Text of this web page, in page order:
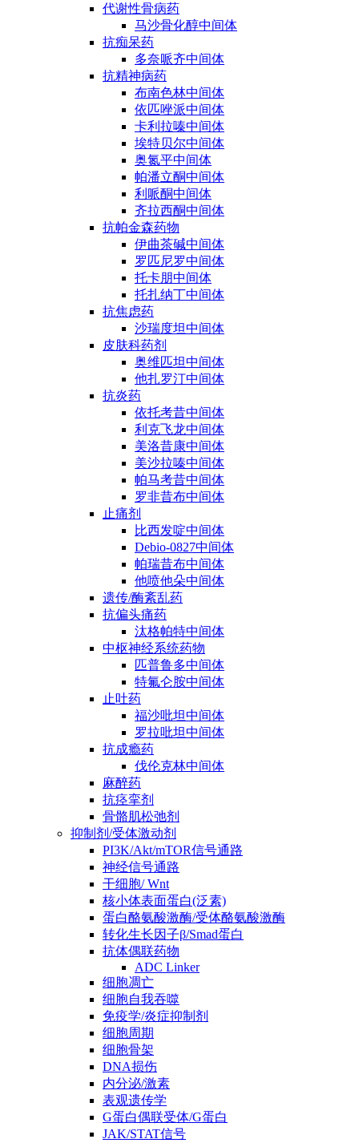
代谢性骨病药
马沙骨化醇中间体
抗痴呆药
多奈哌齐中间体
抗精神病药
布南色林中间体
依匹唑派中间体
卡利拉嗪中间体
埃特贝尔中间体
奥氮平中间体
帕潘立酮中间体
利哌酮中间体
齐拉西酮中间体
抗帕金森药物
伊曲茶碱中间体
罗匹尼罗中间体
托卡朋中间体
托扎纳丁中间体
抗焦虑药
沙瑞度坦中间体
皮肤科药剂
奥维匹坦中间体
他扎罗汀中间体
抗炎药
依托考昔中间体
利克飞龙中间体
美洛昔康中间体
美沙拉嗪中间体
帕马考昔中间体
罗非昔布中间体
止痛剂
比西发啶中间体
Debio-0827中间体
帕瑞昔布中间体
他喷他朵中间体
遗传/酶紊乱药
抗偏头痛药
汰格帕特中间体
中枢神经系统药物
匹普鲁多中间体
特氟仑胺中间体
止吐药
福沙吡坦中间体
罗拉吡坦中间体
抗成瘾药
伐伦克林中间体
麻醉药
抗痉挛剂
骨骼肌松弛剂
抑制剂/受体激动剂
PI3K/Akt/mTOR信号通路
神经信号通路
干细胞/ Wnt
核小体表面蛋白(泛素)
蛋白酪氨酸激酶/受体酪氨酸激酶
转化生长因子β/Smad蛋白
抗体偶联药物
ADC Linker
细胞凋亡
细胞自我吞噬
免疫学/炎症抑制剂
细胞周期
细胞骨架
DNA损伤
内分泌/激素
表观遗传学
G蛋白偶联受体/G蛋白
JAK/STAT信号